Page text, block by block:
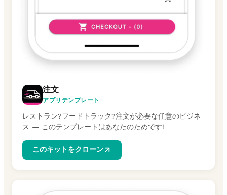
注文
アプリテンプレート
レストラン?フードトラック?注文が必要な任意のビジネ
ス — このテンプレートはあなたのためです!
このキットをクローン